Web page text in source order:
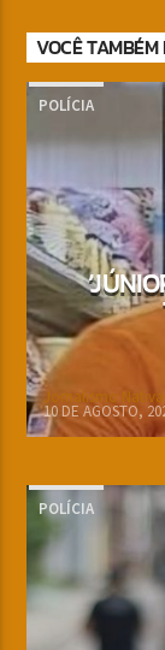
VOCÊ TAMBÉM
POLÍCIA
Jornalismo Nativa
10 DE AGOSTO,
POLÍCIA